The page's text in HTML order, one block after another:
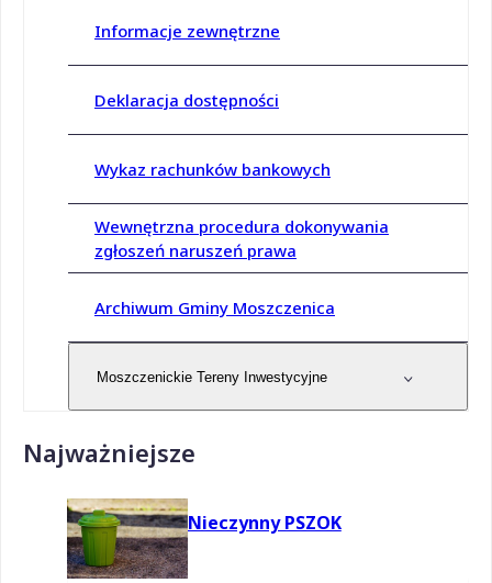
Informacje zewnętrzne
Deklaracja dostępności
Wykaz rachunków bankowych
Wewnętrzna procedura dokonywania
zgłoszeń naruszeń prawa
Archiwum Gminy Moszczenica
Moszczenickie Tereny Inwestycyjne
Najważniejsze
Nieczynny PSZOK